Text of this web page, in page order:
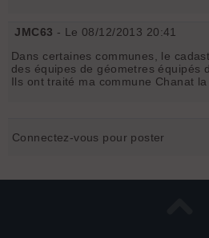
JMC63 - Le 08/12/2013 20:41
Dans certaines communes, le
des équipes de géometres équipés
Ils ont traité ma commune Chanat
Connectez-vous pour poster